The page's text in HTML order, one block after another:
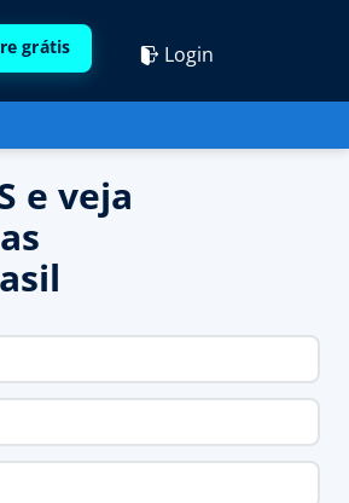
grátis Login
e veja